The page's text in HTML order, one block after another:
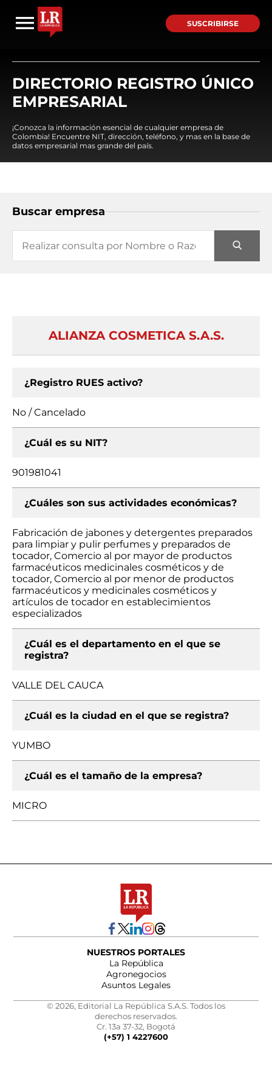
SUSCRIBIRSE
DIRECTORIO REGISTRO ÚNICO
EMPRESARIAL
¡Conozca la información esencial de cualquier empresa de
Colombia! Encuentre NIT, dirección, teléfono, y mas en la base de
datos empresarial mas grande del país.
Buscar empresa
ALIANZA COSMETICA S.A.S.
¿Registro RUES activo?
No / Cancelado
¿Cuál es su NIT?
901981041
¿Cuáles son sus actividades económicas?
Fabricación de jabones y detergentes preparados
para limpiar y pulir perfumes y preparados de
tocador, Comercio al por mayor de productos
farmacéuticos medicinales cosméticos y de
tocador, Comercio al por menor de productos
farmacéuticos y medicinales cosméticos y
artículos de tocador en establecimientos
especializados
¿Cuál es el departamento en el que se
registra?
VALLE DEL CAUCA
¿Cuál es la ciudad en el que se registra?
YUMBO
¿Cuál es el tamaño de la empresa?
MICRO
NUESTROS PORTALES
La República
Agronegocios
Asuntos Legales
© 2026, Editorial La República S.A.S. Todos los
derechos reservados.
Cr. 13a 37-32, Bogotá
(+57) 1 4227600